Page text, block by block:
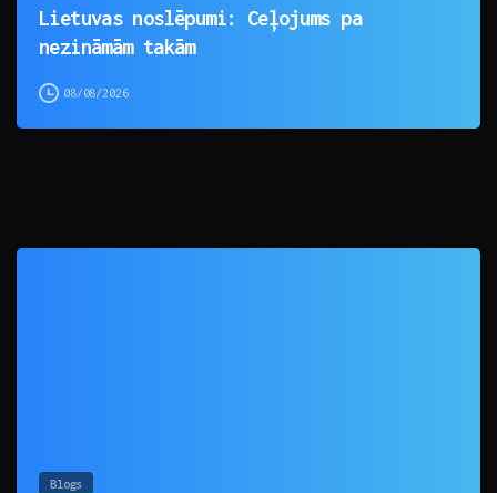
Lietuvas noslēpumi: Ceļojums pa
nezināmām takām
08/08/2026
Blogs